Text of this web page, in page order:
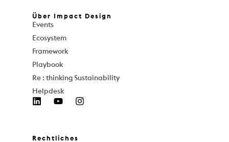
Über Impact Design
Events
Ecosystem
Framework
Playbook
Re : thinking Sustainability
Helpdesk
Rechtliches